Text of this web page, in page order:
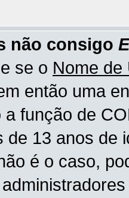
não consigo
se o Nome de
então uma
função de
de 13 anos de
é o caso,